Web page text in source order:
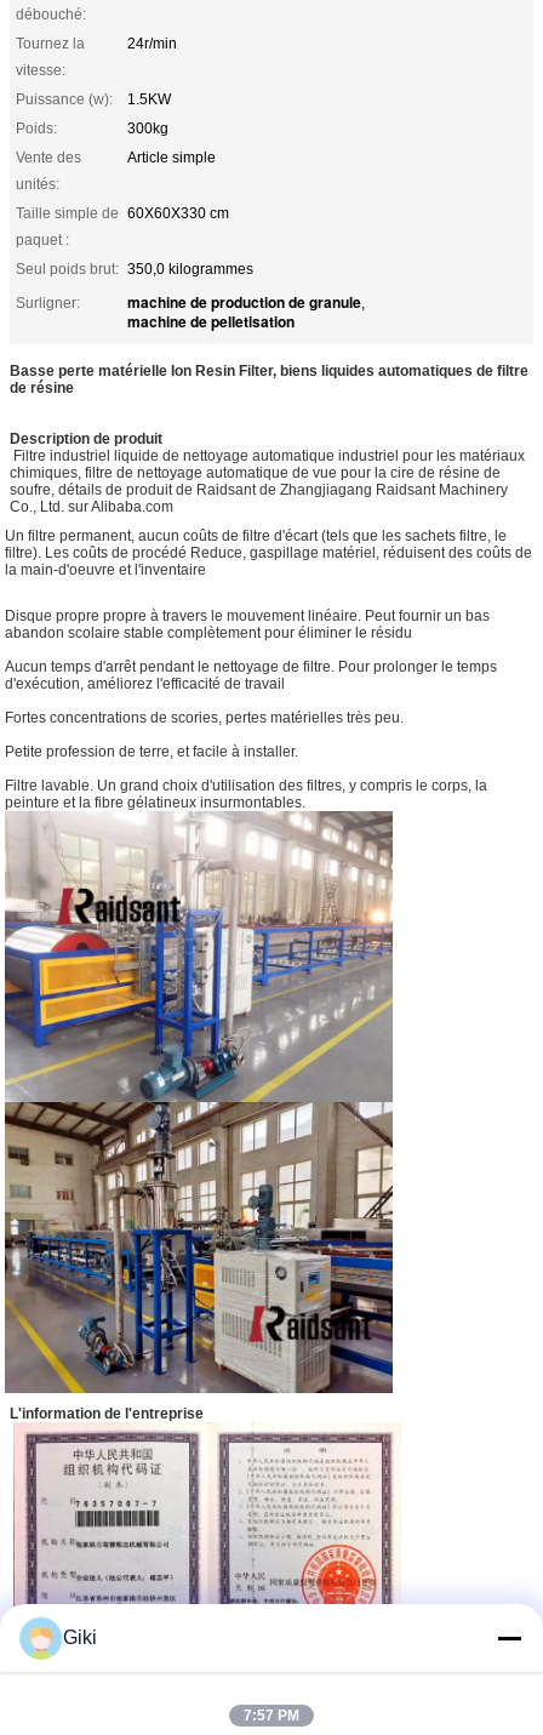
débouché:
Tournez la
vitesse:
24r/min
Puissance (w):
1.5KW
Poids:
300kg
Vente des
unités:
Article simple
Taille simple de
paquet :
60X60X330 cm
Seul poids brut: 350,0 kilogrammes
Surligner:
machine de production de granule,
machine de pelletisation
Basse perte matérielle Ion Resin Filter, biens liquides automatiques de filtre
de résine
Description de produit
Filtre industriel liquide de nettoyage automatique industriel pour les matériaux
chimiques, filtre de nettoyage automatique de vue pour la cire de résine de
soufre, détails de produit de Raidsant de Zhangjiagang Raidsant Machinery
Co., Ltd. sur Alibaba.com
Un filtre permanent, aucun coûts de filtre d'écart (tels que les sachets filtre, le
filtre). Les coûts de procédé Reduce, gaspillage matériel, réduisent des coûts de
la main-d'oeuvre et l'inventaire
Disque propre propre à travers le mouvement linéaire. Peut fournir un bas
abandon scolaire stable complètement pour éliminer le résidu
Aucun temps d'arrêt pendant le nettoyage de filtre. Pour prolonger le temps
d'exécution, améliorez l'efficacité de travail
Fortes concentrations de scories, pertes matérielles très peu.
Petite profession de terre, et facile à installer.
Filtre lavable. Un grand choix d'utilisation des filtres, y compris le corps, la
peinture et la fibre gélatineux insurmontables.
L'information de l'entreprise
Giki
7:57 PM